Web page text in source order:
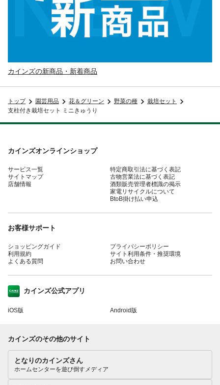
カインズの新商品・新着商品
トップ 園芸用品 花＆グリーン 野菜の種
栽培セット
支柱付き栽培セット ミニきゅうり
カインズオンラインショップ
サービス一覧
サイトマップ
店舗情報
特定商取引法に基づく表記
古物営業法に基づく表記
酒類販売管理者標識の掲示
家電リサイクルについて
BtoB掛け払い申込
お客様サポート
ショッピングガイド
利用規約
よくある質問
プライバシーポリシー
サイト利用条件・推奨環境
お問い合わせ
カインズ公式アプリ
iOS版 Android版
カインズのその他のサイト
となりのカインズさん
ホームセンターを遊び倒すメディア